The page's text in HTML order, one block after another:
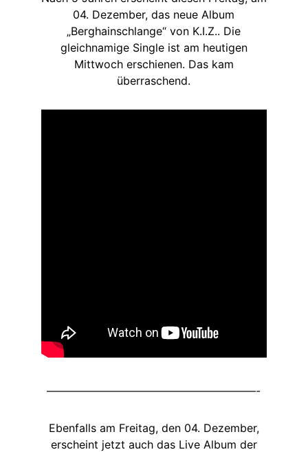
04. Dezember, das neue Album
„Berghainschlange“ von K.I.Z.. Die
gleichnamige Single ist am heutigen
Mittwoch erschienen. Das kam
überraschend.
———————————————————-
Ebenfalls am Freitag, den 04. Dezember,
erscheint jetzt auch das Live Album der